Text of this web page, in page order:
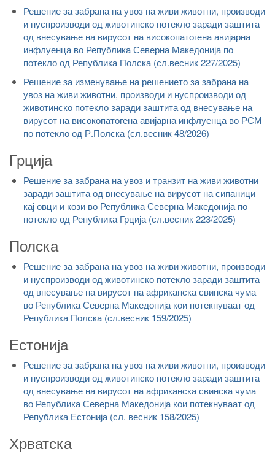
Решение за забрана на увоз на живи животни, производи
и нуспроизводи од животинско потекло заради заштита
од внесување на вирусот на високопатогена авијарна
инфлуенца во Република Северна Македонија по
потекло од Република Полска (сл.весник 227/2025)
Решение за изменување на решението за забрана на
увоз на живи животни, производи и нуспроизводи од
животинско потекло заради заштита од внесување на
вирусот на високопатогена авијарна инфлуенца во РСМ
по потекло од Р.Полска (сл.весник 48/2026)
Грција
Решение за забрана на увоз и транзит на живи животни
заради заштита од внесување на вирусот на сипаници
кај овци и кози во Република Северна Македонија по
потекло од Република Грција (сл.весник 223/2025)
Полска
Решение за забрана на увоз на живи животни, производи
и нуспроизводи од животинско потекло заради заштита
од внесување на вирусот на африканска свинска чума
во Република Северна Македонија кои потекнуваат од
Република Полска (сл.весник 159/2025)
Естонија
Решение за забрана на увоз на живи животни, производи
и нуспроизводи од животинско потекло заради заштита
од внесување на вирусот на африканска свинска чума
во Република Северна Македонија кои потекнуваат од
Република Естонија (сл. весник 158/2025)
Хрватска